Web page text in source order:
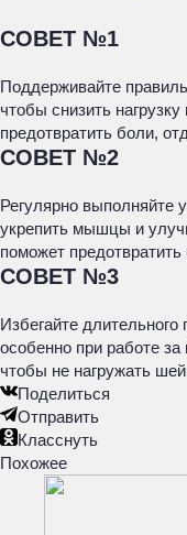
СОВЕТ №1
Поддерживайте
чтобы снизить
предотвратить боли,
СОВЕТ №2
Регулярно выполняйте
укрепить мышцы и
поможет
СОВЕТ №3
Избегайте
особенно при работе
чтобы не нагружать
Поделиться
Отправить
Класснуть
Похожее